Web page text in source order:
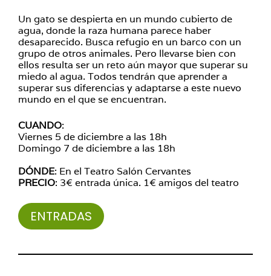
Un gato se despierta en un mundo cubierto de
agua, donde la raza humana parece haber
desaparecido. Busca refugio en un barco con un
grupo de otros animales. Pero llevarse bien con
ellos resulta ser un reto aún mayor que superar su
miedo al agua. Todos tendrán que aprender a
superar sus diferencias y adaptarse a este nuevo
mundo en el que se encuentran.
CUANDO:
Viernes 5 de diciembre a las 18h
Domingo 7 de diciembre a las 18h
DÓNDE: En el Teatro Salón Cervantes
PRECIO: 3€ entrada única. 1€ amigos del teatro
ENTRADAS